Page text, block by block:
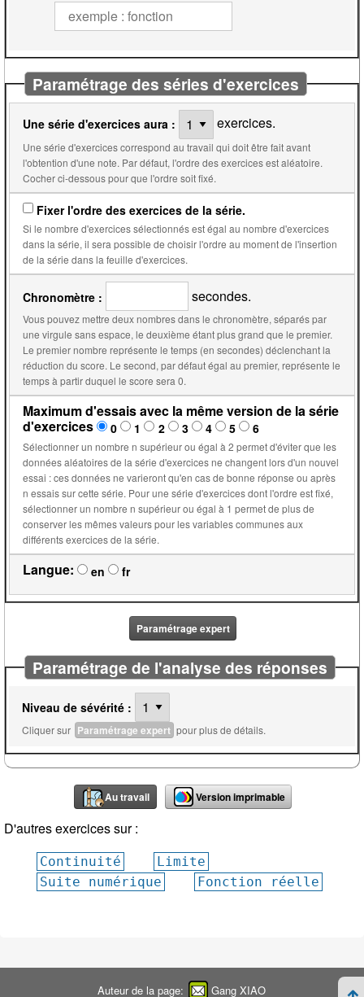
Paramétrage des séries d'exercices
Une série d'exercices aura : exercices.
Une série d'exercices correspond au travail qui doit être fait avant
l'obtention d'une note. Par défaut, l'ordre des exercices est aléatoire.
Cocher ci-dessous pour que l'ordre soit fixé.
Fixer l'ordre des exercices de la série.
Si le nombre d'exercices sélectionnés est égal au nombre d'exercices
dans la série, il sera possible de choisir l'ordre au moment de l'insertion
de la série dans la feuille d'exercices.
Chronomètre : secondes.
Vous pouvez mettre deux nombres dans le chronomètre, séparés par
une virgule sans espace, le deuxième étant plus grand que le premier.
Le premier nombre représente le temps (en secondes) déclenchant la
réduction du score. Le second, par défaut égal au premier, représente le
temps à partir duquel le score sera 0.
Maximum d'essais avec la même version de la série
d'exercices
0 1 2 3 4 5 6
Sélectionner un nombre n supérieur ou égal à 2 permet d'éviter que les
données aléatoires de la série d'exercices ne changent lors d'un nouvel
essai : ces données ne varieront qu'en cas de bonne réponse ou après
n essais sur cette série. Pour une série d'exercices dont l'ordre est fixé,
sélectionner un nombre n supérieur ou égal à 1 permet de plus de
conserver les mêmes valeurs pour les variables communes aux
différents exercices de la série.
Langue: en fr
Paramétrage expert
Paramétrage de l'analyse des réponses
Niveau de sévérité :
Cliquer sur Paramétrage expert pour plus de détails.
Au travail Version imprimable
D'autres exercices sur :
Continuité
Limite
Suite numérique
Fonction réelle
Auteur de la page: Gang XIAO